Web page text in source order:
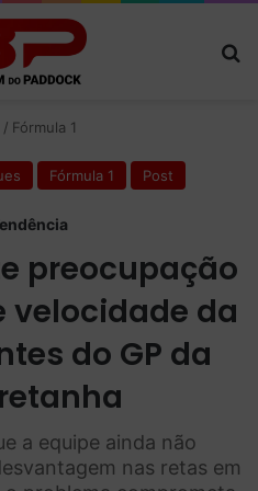
/ Fórmula 1
Fórmula 1 Post
preocupação
velocidade da
do GP da
a equipe ainda não
nas retas em